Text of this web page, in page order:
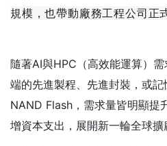
規模，也帶動廠務工程公司正
隨著AI與HPC（高效能運算）
端的先進製程、先進封裝，或記
NAND Flash，需求量皆明顯提
增資本支出，展開新一輪全球擴